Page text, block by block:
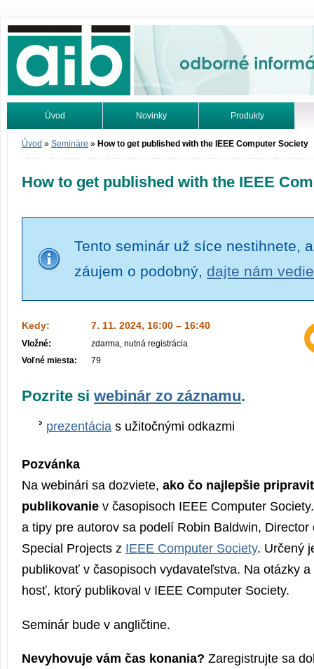
Odborné informácie. Online.
Úvod Novinky Produkty
Vyhľadávanie Tutoriály
Úvod » Semináre » How to get published with the IEEE Computer Society
How to get published with the IEEE
Tento seminár už síce nestihnete,
záujem o podobný, dajte nám
Kedy: 7. 11. 2024, 16:00 – 16:40
Vložné:
zdarma, nutná registrácia
Voľné miesta:
79
Pozrite si webinár zo záznamu.
prezentácia s užitočnými odkazmi
Pozvánka
Na webinári sa dozviete, ako čo najlepšie
publikovanie v časopisoch IEEE Computer
a tipy pre autorov sa podelí Robin Baldwin, Director
Special Projects z IEEE Computer Society. Určený
publikovať v časopisoch vydavateľstva. Na otázky
hosť, ktorý publikoval v IEEE Computer Society.
Seminár bude v angličtine.
Nevyhovuje vám čas konania? Zaregistrujte sa